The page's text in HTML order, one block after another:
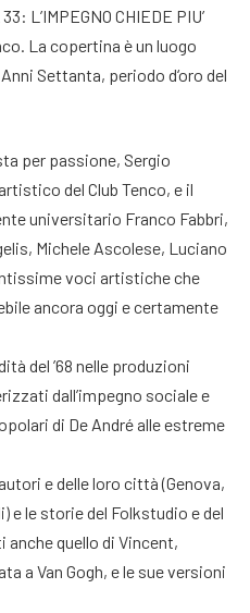
L’IMPEGNO CHIEDE PIU’
La copertina è un luogo
Settanta, periodo d‘oro del
per passione, Sergio
del Club Tenco, e il
universitario Franco Fabbri,
Michele Ascolese, Luciano
voci artistiche che
ancora oggi e certamente
del ’68 nelle produzioni
dall’impegno sociale e
di De André alle estreme
e delle loro città (Genova,
e le storie del Folkstudio e del
anche quello di Vincent,
a Van Gogh, e le sue versioni